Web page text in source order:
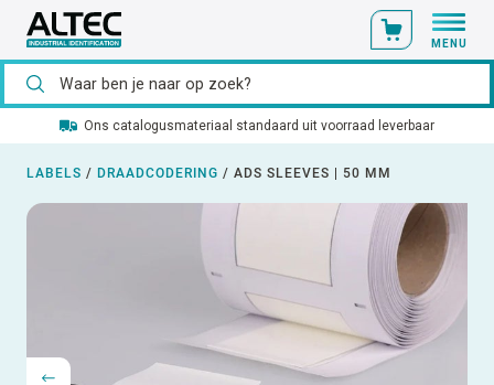
MENU
Ons catalogusmateriaal standaard uit voorraad leverbaar
LABELS / DRAADCODERING / ADS SLEEVES | 50 MM